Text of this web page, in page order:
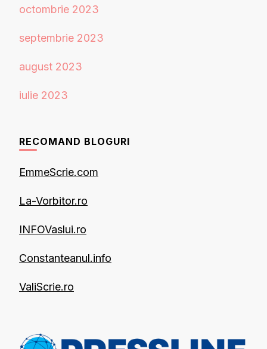
octombrie 2023
septembrie 2023
august 2023
iulie 2023
RECOMAND BLOGURI
EmmeScrie.com
La-Vorbitor.ro
INFOVaslui.ro
Constanteanul.info
ValiScrie.ro